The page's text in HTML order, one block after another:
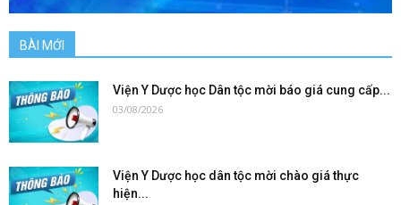
BÀI MỚI
Viện Y Dược học Dân tộc mời báo giá cung cấp...
03/08/2026
Viện Y Dược học dân tộc mời chào giá thực
hiện...